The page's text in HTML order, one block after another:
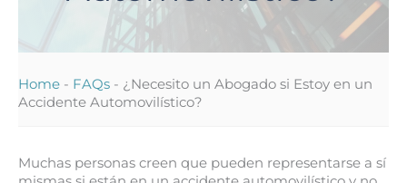
Home - FAQs - ¿Necesito un Abogado si Estoy en un
Accidente Automovilístico?
Muchas personas creen que pueden representarse a sí